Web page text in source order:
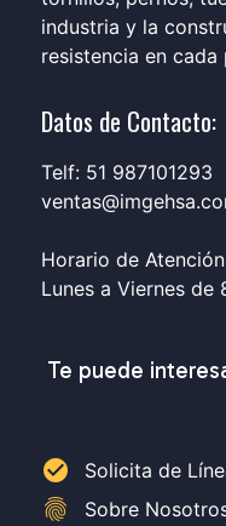
industria y la
resistencia en cada
Datos de Contacto:
Telf: 51 987101293
Horario de
Lunes a Viernes de
Te puede
check_circle Solicita de
fingerprint
Sobre